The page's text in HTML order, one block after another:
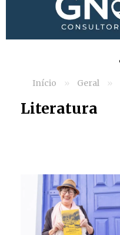
Início » Geral »
Literatura